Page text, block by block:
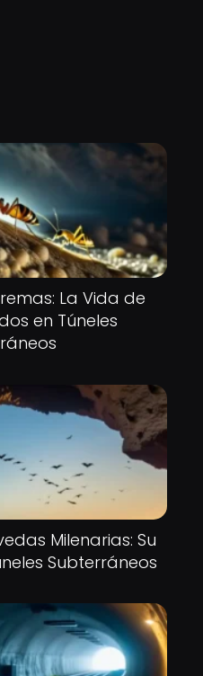
La Vida de
en Túneles
Milenarias: Su
Subterráneos